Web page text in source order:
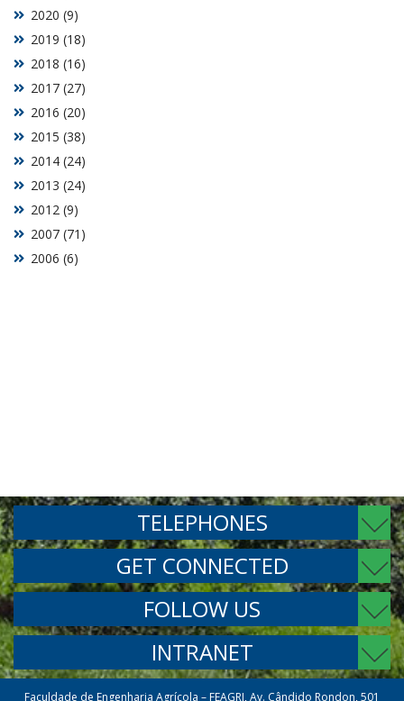
2006 (6)
2007 (71)
2012 (9)
2013 (24)
2014 (24)
2015 (38)
2016 (20)
2017 (27)
2018 (16)
2019 (18)
2020 (9)
TELEPHONES
GET CONNECTED
FOLLOW US
INTRANET
Faculdade de Engenharia Agrícola – FEAGRI, Av. Cândido Rondon, 501